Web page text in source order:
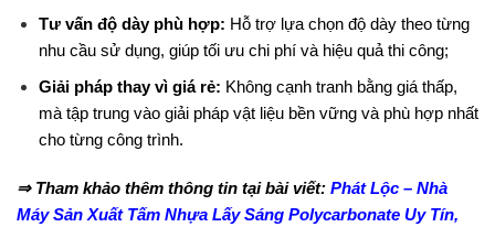
Tư vấn độ dày phù hợp: Hỗ trợ lựa chọn độ dày theo từng
nhu cầu sử dụng, giúp tối ưu chi phí và hiệu quả thi công;
Giải pháp thay vì giá rẻ: Không cạnh tranh bằng giá thấp,
mà tập trung vào giải pháp vật liệu bền vững và phù hợp nhất
cho từng công trình.
⇒ Tham khảo thêm thông tin tại bài viết: Phát Lộc – Nhà
Máy Sản Xuất Tấm Nhựa Lấy Sáng Polycarbonate Uy Tín,